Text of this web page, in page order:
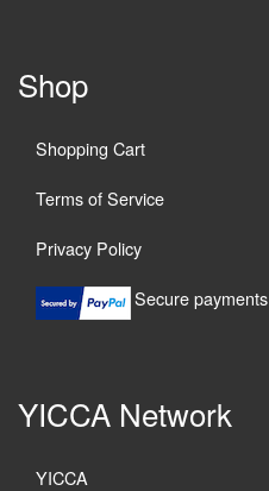
Shop
Shopping Cart
Terms of Service
Privacy Policy
Secure payments
YICCA Network
YICCA